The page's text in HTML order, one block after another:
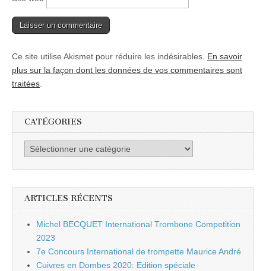
Ce site utilise Akismet pour réduire les indésirables. En savoir
plus sur la façon dont les données de vos commentaires sont
traitées
CATÉGORIES
Catégories
ARTICLES RÉCENTS
Michel BECQUET International Trombone Competition
2023
7e Concours International de trompette Maurice André
Cuivres en Dombes 2020: Edition spéciale